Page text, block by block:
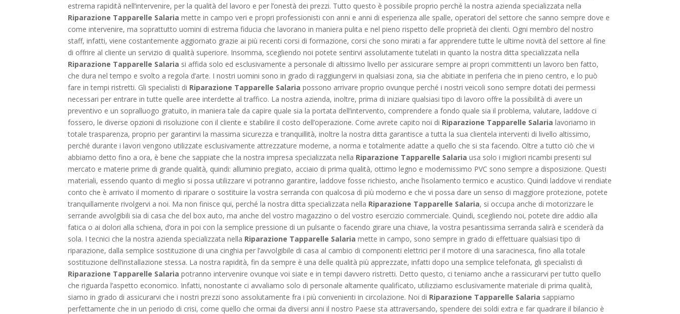
estrema rapidità nell’intervenire, per la qualità del lavoro e per l’onestà dei prezzi. Tutto questo è possibile proprio perché la nostra azienda specializzata nella
Riparazione Tapparelle Salaria mette in campo veri e propri professionisti con anni e anni di esperienza alle spalle, operatori del settore che sanno sempre dove e
come intervenire, ma soprattutto uomini di estrema fiducia che lavorano in maniera pulita e nel pieno rispetto delle proprietà dei clienti. Ogni membro del nostro
staff, infatti, viene costantemente aggiornato grazie ai più recenti corsi di formazione, corsi che sono mirati a far apprendere tutte le ultime novità del settore al fine
di offrire al cliente un servizio di qualità superiore. Insomma, scegliendo noi potete sentirvi assolutamente tutelati in quanto la nostra ditta specializzata nella
Riparazione Tapparelle Salaria si affida solo ed esclusivamente a personale di altissimo livello per assicurare sempre ai propri committenti un lavoro ben fatto,
che dura nel tempo e svolto a regola d’arte. I nostri uomini sono in grado di raggiungervi in qualsiasi zona, sia che abitiate in periferia che in pieno centro, e lo può
fare in tempi ristretti. Gli specialisti di Riparazione Tapparelle Salaria possono arrivare proprio ovunque perché i nostri veicoli sono sempre dotati dei permessi
necessari per entrare in tutte quelle aree interdette al traffico. La nostra azienda, inoltre, prima di iniziare qualsiasi tipo di lavoro offre la possibilità di avere un
preventivo e un sopralluogo gratuito, in maniera tale da capire quale sia la portata dell’intervento, comprendere a fondo quale sia il problema, valutare, laddove ci
fossero, le diverse opzioni di risoluzione con il cliente e stabilire il costo dell’operazione. Come avrete capito noi di Riparazione Tapparelle Salaria lavoriamo in
totale trasparenza, proprio per garantirvi la massima sicurezza e tranquillità, inoltre la nostra ditta garantisce a tutta la sua clientela interventi di livello altissimo,
perché durante i lavori vengono utilizzate esclusivamente attrezzature moderne, a norma e totalmente adatte a quello che si sta facendo. Oltre a tutto ciò che vi
abbiamo detto fino a ora, è bene che sappiate che la nostra impresa specializzata nella Riparazione Tapparelle Salaria usa solo i migliori ricambi presenti sul
mercato e materie prime di grande qualità, quindi: alluminio pregiato, acciaio di prima qualità, ottimo legno e modernissimo PVC sono sempre a disposizione. Questi
materiali, essendo quanto di meglio si possa utilizzare vi potranno garantire, laddove fosse richiesto, anche l’isolamento termico e acustico. Quindi laddove vi rendiate
conto che è arrivato il momento di riparare o sostituire la vostra serranda con qualcosa di più moderno e che vi possa dare un senso di maggiore protezione, potete
tranquillamente rivolgervi a noi. Ma non finisce qui, perché la nostra ditta specializzata nella Riparazione Tapparelle Salaria, si occupa anche di motorizzare le
serrande avvolgibili sia di casa che del box auto, ma anche del vostro magazzino o del vostro esercizio commerciale. Quindi, scegliendo noi, potete dire addio alla
fatica o ai dolori alla schiena, d’ora in poi con la semplice pressione di un pulsante o facendo girare una chiave, la vostra pesantissima serranda salirà e scenderà da
sola. I tecnici che la nostra azienda specializzata nella Riparazione Tapparelle Salaria mette in campo, sono sempre in grado di effettuare qualsiasi tipo di
riparazione, dalla semplice sostituzione di una cinghia per l’avvolgibile di casa al cambio di componenti elettrici per il motore di una saracinesca, fino alla totale
sostituzione dell’installazione stessa. La nostra rapidità, fin da sempre è una delle qualità più apprezzate, infatti dopo una semplice telefonata, gli specialisti di
Riparazione Tapparelle Salaria potranno intervenire ovunque voi siate e in tempi davvero ristretti. Detto questo, ci teniamo anche a rassicurarvi per tutto quello
che riguarda l’aspetto economico. Infatti, nonostante ci avvaliamo solo di personale altamente qualificato, utilizziamo esclusivamente materiale di prima qualità,
siamo in grado di assicurarvi che i nostri prezzi sono assolutamente fra i più convenienti in circolazione. Noi di Riparazione Tapparelle Salaria sappiamo
perfettamente che in un periodo di crisi, come quello che ormai da diversi anni il nostro Paese sta attraversando, spendere dei soldi extra e far quadrare il bilancio è